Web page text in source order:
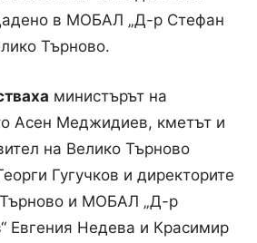
в МОБАЛ „Д-р Стефан
Търново.
министърът на
Асен Меджидиев, кметът и
на Велико Търново
Гугучков и директорите
и МОБАЛ „Д-р
Евгения Недева и Красимир